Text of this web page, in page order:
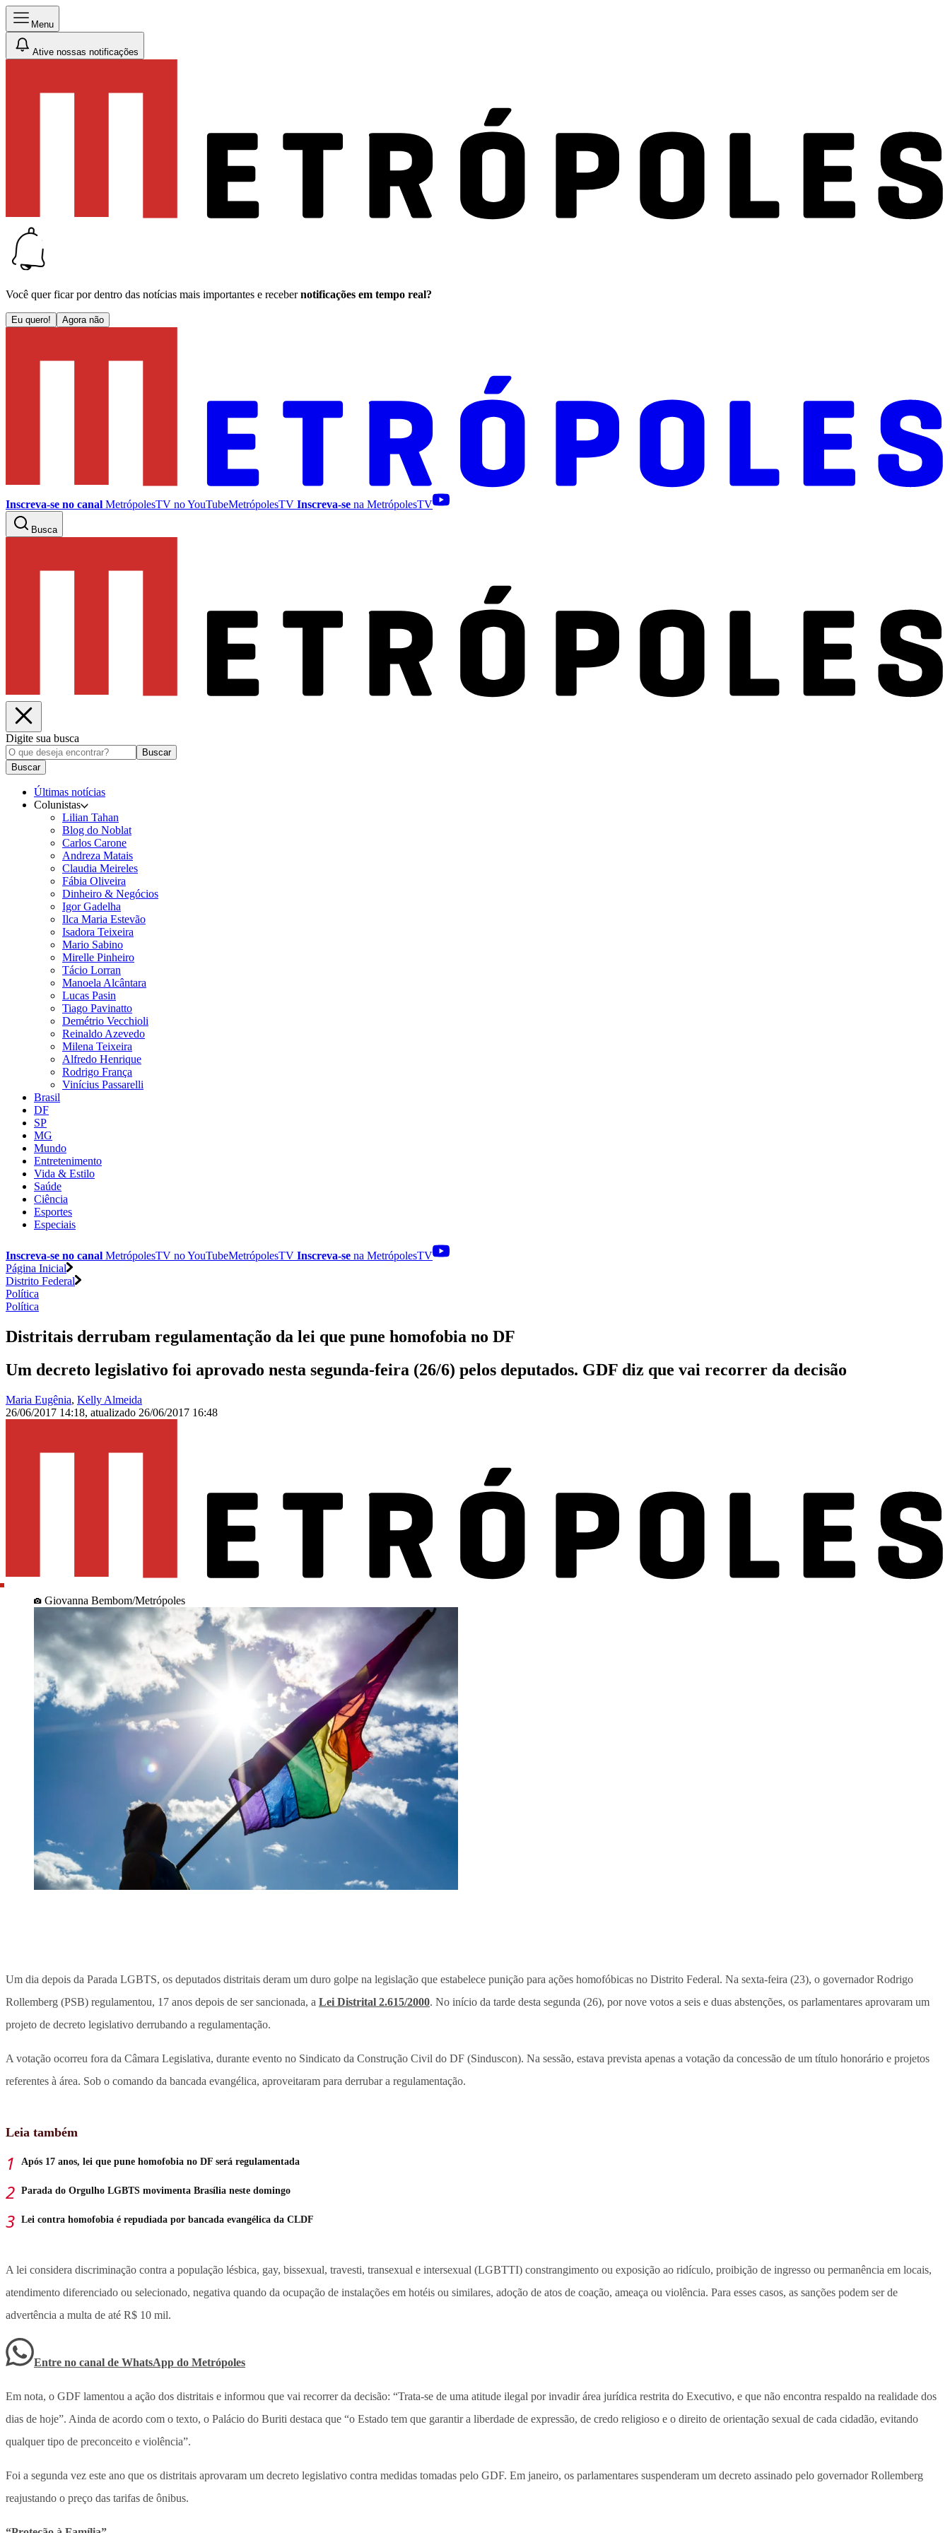
Menu
Ative nossas notificações
Você quer ficar por dentro das notícias mais importantes e receber notificações em tempo real?
Eu quero! Agora não
Inscreva-se no canal MetrópolesTV noYouTubeMetrópolesTV Inscreva-se na MetrópolesTV
Busca
Digite sua busca
Buscar
Buscar
Últimas notícias
Colunistas
Lilian Tahan
Blog do Noblat
Carlos Carone
Andreza Matais
Claudia Meireles
Fábia Oliveira
Dinheiro & Negócios
Igor Gadelha
Ilca Maria Estevão
Isadora Teixeira
Mario Sabino
Mirelle Pinheiro
Tácio Lorran
Manoela Alcântara
Lucas Pasin
Tiago Pavinatto
Demétrio Vecchioli
Reinaldo Azevedo
Milena Teixeira
Alfredo Henrique
Rodrigo França
Vinícius Passarelli
Brasil
DF
SP
MG
Mundo
Entretenimento
Vida & Estilo
Saúde
Ciência
Esportes
Especiais
Inscreva-se no canal MetrópolesTV noYouTubeMetrópolesTV Inscreva-se na MetrópolesTV
Página Inicial
Distrito Federal
Política
Política
Distritais derrubam regulamentação da lei que pune homofobia no DF
Um decreto legislativo foi aprovado nesta segunda-feira (26/6) pelos deputados. GDF diz que vai recorrer da decisão
Maria Eugênia, Kelly Almeida
26/06/2017 14:18, atualizado 26/06/2017 16:48
Giovanna Bembom/Metrópoles
Um dia depois da Parada LGBTS, os deputados distritais deram um duro golpe na legislação que estabelece punição para ações homofóbicas no Distrito Federal. Na sexta-feira (23), o governador Rodrigo
Rollemberg (PSB) regulamentou, 17 anos depois de ser sancionada, a Lei Distrital 2.615/2000. No início da tarde desta segunda (26), por nove votos a seis e duas abstenções, os parlamentares aprovaram um
projeto de decreto legislativo derrubando a regulamentação.
A votação ocorreu fora da Câmara Legislativa, durante evento no Sindicato da Construção Civil do DF (Sinduscon). Na sessão, estava prevista apenas a votação da concessão de um título honorário e projetos
referentes à área. Sob o comando da bancada evangélica, aproveitaram para derrubar a regulamentação.
Leia também
Após 17 anos, lei que pune homofobia no DF será regulamentada
Parada do Orgulho LGBTS movimenta Brasília neste domingo
Lei contra homofobia é repudiada por bancada evangélica da CLDF
A lei considera discriminação contra a população lésbica, gay, bissexual, travesti, transexual e intersexual (LGBTTI) constrangimento ou exposição ao ridículo, proibição de ingresso ou permanência em locais,
atendimento diferenciado ou selecionado, negativa quando da ocupação de instalações em hotéis ou similares, adoção de atos de coação, ameaça ou violência. Para esses casos, as sanções podem ser de
advertência a multa de até R$ 10 mil.
Entre no canal de WhatsApp do Metrópoles
Em nota, o GDF lamentou a ação dos distritais e informou que vai recorrer da decisão: “Trata-se de uma atitude ilegal por invadir área jurídica restrita do Executivo, e que não encontra respaldo na realidade dos
dias de hoje”. Ainda de acordo com o texto, o Palácio do Buriti destaca que “o Estado tem que garantir a liberdade de expressão, de credo religioso e o direito de orientação sexual de cada cidadão, evitando
qualquer tipo de preconceito e violência”.
Foi a segunda vez este ano que os distritais aprovaram um decreto legislativo contra medidas tomadas pelo GDF. Em janeiro, os parlamentares suspenderam um decreto assinado pelo governador Rollemberg
reajustando o preço das tarifas de ônibus.